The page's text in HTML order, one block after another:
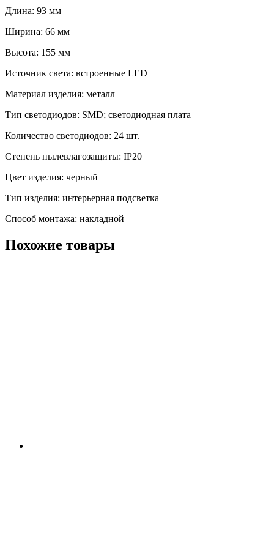
Длина: 93 мм
Ширина: 66 мм
Высота: 155 мм
Источник света: встроенные LED
Материал изделия: металл
Тип светодиодов: SMD; светодиодная плата
Количество светодиодов: 24 шт.
Степень пылевлагозащиты: IP20
Цвет изделия: черный
Тип изделия: интерьерная подсветка
Способ монтажа: накладной
Похожие товары